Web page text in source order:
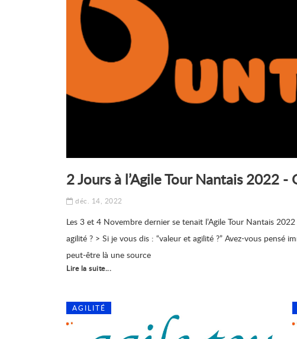
2 Jours à l’Agile Tour Nantais 2022
déc. 14, 2022
Les 3 et 4 Novembre dernier se tenait l’Agile Tour Nantais
agilité ? > Si je vous dis : “valeur et agilité ?” Avez-vous pensé
peut-être là une source
Lire la suite...
AGILITÉ